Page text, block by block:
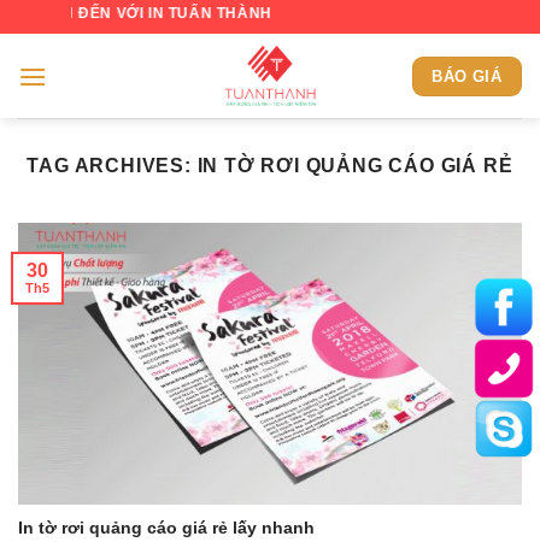
content
ĐẾN VỚI IN TUẤN THÀNH
BÁO GIÁ
TAG ARCHIVES: IN TỜ RƠI QUẢNG CÁO GIÁ RẺ
In tờ rơi quảng cáo giá rẻ lấy nhanh
30
Th5